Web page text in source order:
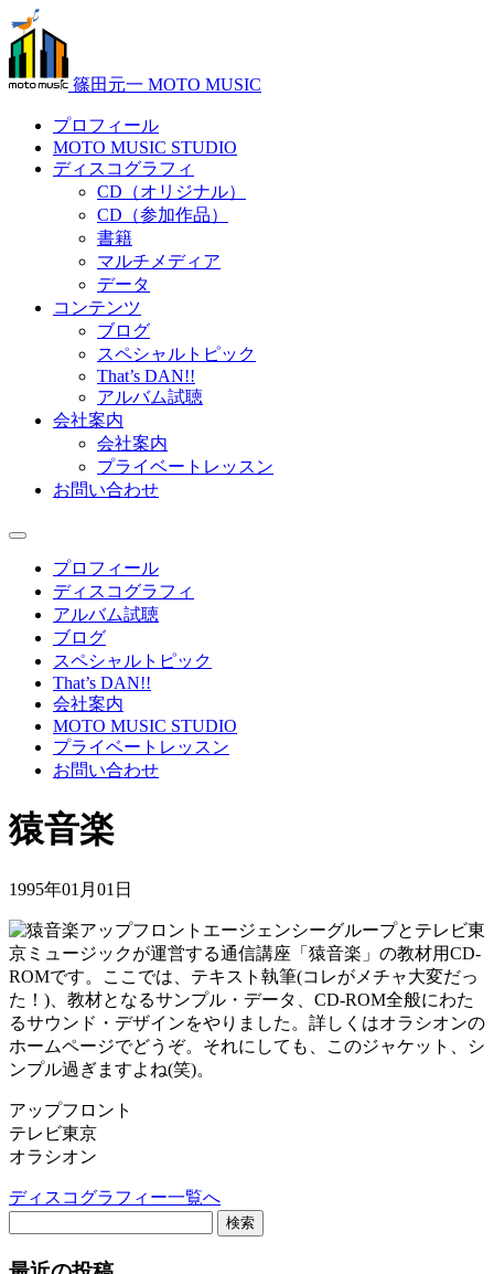
篠田元一 MOTO MUSIC
プロフィール
MOTO MUSIC STUDIO
ディスコグラフィ
CD（オリジナル）
CD（参加作品）
書籍
マルチメディア
データ
コンテンツ
ブログ
スペシャルトピック
That’s DAN!!
アルバム試聴
会社案内
会社案内
プライベートレッスン
お問い合わせ
プロフィール
ディスコグラフィ
アルバム試聴
ブログ
スペシャルトピック
That’s DAN!!
会社案内
MOTO MUSIC STUDIO
プライベートレッスン
お問い合わせ
猿音楽
1995年01月01日
アップフロントエージェンシーグループとテレビ東
京ミュージックが運営する通信講座「猿音楽」の教材用CD-
ROMです。ここでは、テキスト執筆(コレがメチャ大変だっ
た！)、教材となるサンプル・データ、CD-ROM全般にわた
るサウンド・デザインをやりました。詳しくはオラシオンの
ホームページでどうぞ。それにしても、このジャケット、シ
ンプル過ぎますよね(笑)。
アップフロント
テレビ東京
オラシオン
ディスコグラフィー一覧へ
検索